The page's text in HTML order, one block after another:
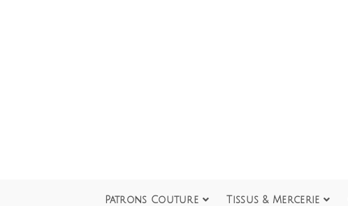
Patrons Couture Tissus & Mercerie